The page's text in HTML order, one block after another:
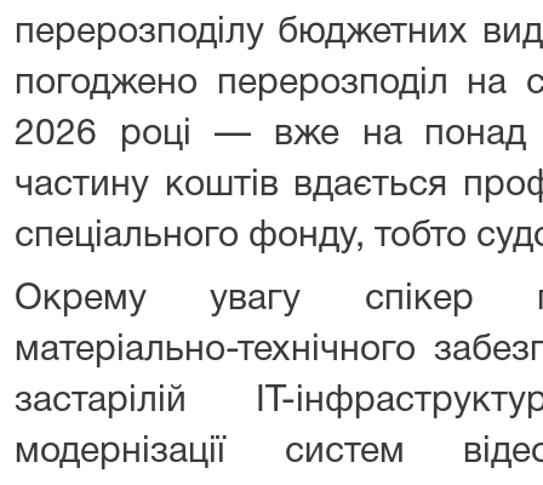
перерозподілу бюджетних
погоджено перерозподіл
2026 році — вже на понад
частину коштів вдається
спеціального фонду, тобто
Окрему увагу спікер
матеріально-технічного
застарілій ІТ-
модернізації систем